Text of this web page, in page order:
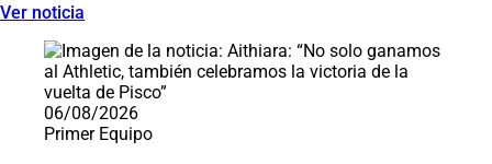
Ver noticia
06/08/2026
Primer Equipo